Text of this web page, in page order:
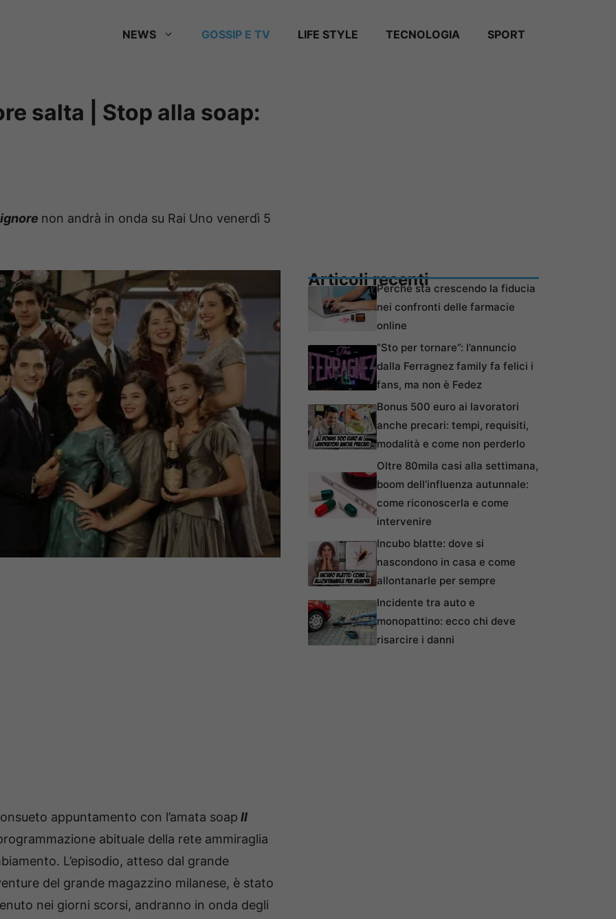
NEWS GOSSIP E TV LIFE STYLE TECNOLOGIA SPORT
salta | Stop alla soap:
non andrà in onda su Rai Uno venerdì 5
appuntamento con l’amata soap Il
abituale della rete ammiraglia
L’episodio, atteso dal grande
del grande magazzino milanese, è stato
nei giorni scorsi, andranno in onda degli
Articoli recentiPerché sta crescendo la fiducia
nei confronti delle farmacie
online
“Sto per tornare”: l’annuncio
dalla Ferragnez family fa felici i
fans, ma non è Fedez
Bonus 500 euro ai lavoratori
anche precari: tempi, requisiti,
modalità e come non perderlo
Oltre 80mila casi alla settimana,
boom dell’influenza autunnale:
come riconoscerla e come
intervenire
Incubo blatte: dove si
nascondono in casa e come
allontanarle per sempre
Incidente tra auto e
monopattino: ecco chi deve
risarcire i danni